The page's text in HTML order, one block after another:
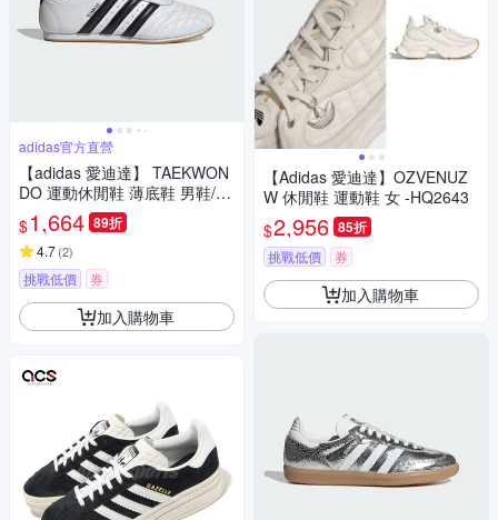
adidas官方直營
【adidas 愛迪達】 TAEKWON
DO 運動休閒鞋 薄底鞋 男鞋/女
鞋 - Originals JQ4774
$1,664 89折
4.7(2)
挑戰低價 券
加入購物車
【Adidas 愛迪達】OZVENUZ
W 休閒鞋 運動鞋 女 -HQ2643
$2,956 85折
挑戰低價 券
加入購物車